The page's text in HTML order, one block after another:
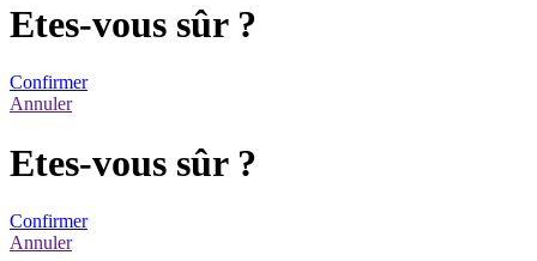
Etes-vous sûr ?
Confirmer
Annuler
Etes-vous sûr ?
Confirmer
Annuler